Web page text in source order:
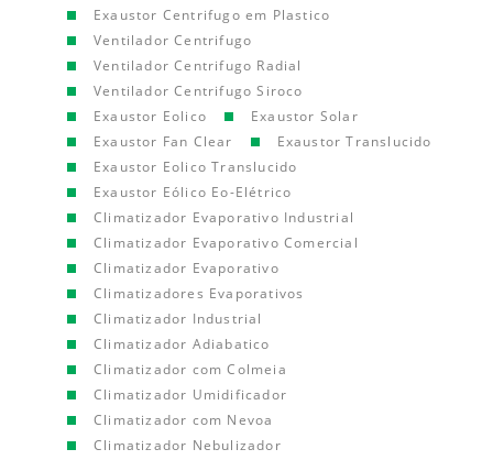
Exaustor Centrifugo em Plastico
Ventilador Centrifugo
Ventilador Centrifugo Radial
Ventilador Centrifugo Siroco
Exaustor Eolico
Exaustor Solar
Exaustor Fan Clear
Exaustor Translucido
Exaustor Eolico Translucido
Exaustor Eólico Eo-Elétrico
Climatizador Evaporativo Industrial
Climatizador Evaporativo Comercial
Climatizador Evaporativo
Climatizadores Evaporativos
Climatizador Industrial
Climatizador Adiabatico
Climatizador com Colmeia
Climatizador Umidificador
Climatizador com Nevoa
Climatizador Nebulizador